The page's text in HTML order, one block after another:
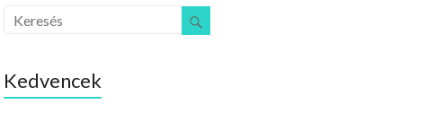
Kedvencek